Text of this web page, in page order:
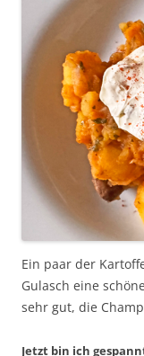
Ein paar der
Gulasch eine
sehr gut, die
Jetzt bin ich